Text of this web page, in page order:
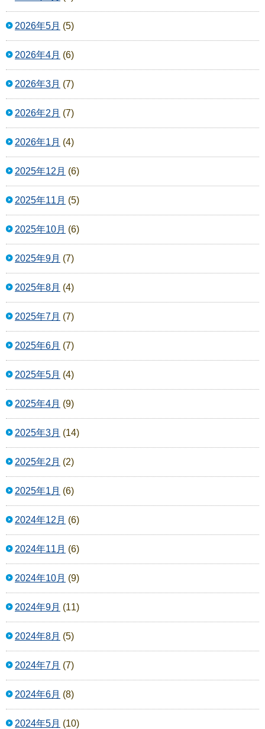
2026年5月 (5)
2026年4月 (6)
2026年3月 (7)
2026年2月 (7)
2026年1月 (4)
2025年12月 (6)
2025年11月 (5)
2025年10月 (6)
2025年9月 (7)
2025年8月 (4)
2025年7月 (7)
2025年6月 (7)
2025年5月 (4)
2025年4月 (9)
2025年3月 (14)
2025年2月 (2)
2025年1月 (6)
2024年12月 (6)
2024年11月 (6)
2024年10月 (9)
2024年9月 (11)
2024年8月 (5)
2024年7月 (7)
2024年6月 (8)
2024年5月 (10)